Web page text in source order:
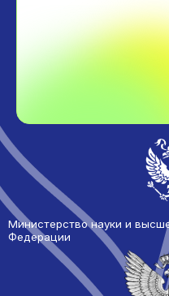
Министерство науки и
Федерации